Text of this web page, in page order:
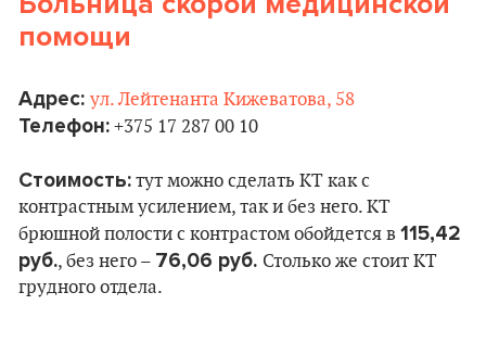
помощи
Адрес: ул. Лейтенанта Кижеватова, 58
Телефон: +375 17 287 00 10
Стоимость: тут можно сделать КТ как с
контрастным усилением, так и без него. КТ
брюшной полости с контрастом обойдется в 115,42
руб., без него – 76,06 руб. Столько же стоит КТ
грудного отдела.